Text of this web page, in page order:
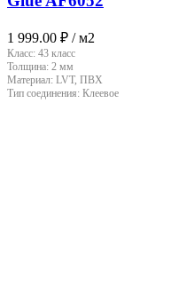
1 999.00 ₽ / м2
Класс: 43 класс
Толщина: 2 мм
Материал: LVT, ПВХ
Тип соединения: Клеевое